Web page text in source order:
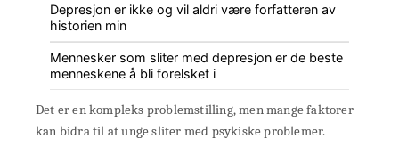
Depresjon er ikke og vil aldri være forfatteren av
historien min
Mennesker som sliter med depresjon er de beste
menneskene å bli forelsket i
Det er en kompleks problemstilling, men mange faktorer
kan bidra til at unge sliter med psykiske problemer.